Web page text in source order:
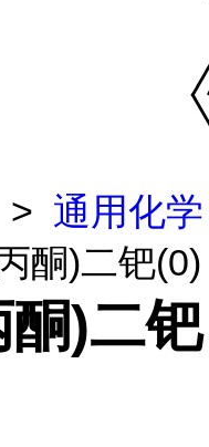
> 通用化学
酮)二钯(0)
)二钯